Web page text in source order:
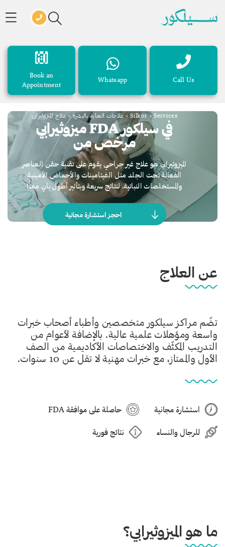
Call Us
Whatsapp
Book an
Appointment
Silkor>Services
> علاجات العناية بالبشرة> علاج الميزوثيرابي
في سيلكور FDA ميزوثيرابي
مرخص من
الميزوثيرابي هو علاج غير جراحي يقوم على تقنية حقن العناصر
الفعالة تحت الجلد مثل الفيتامينات والأحماض الأمينية
والمستخلصات النباتية، لنتائج سريعة وبتأثير أطول بآنٍ معاً!
احجز استشارة مجانية
عن العلاج
تضّم مراكز سيلكور متخصصين وأطباء أصحاب خبرات
واسعة ومؤهلات علمية عالية. بالإضافة لأعوام من
التدريب المكثّف والاختصاصات الأكاديمية من الصف
الأول والممتاز، مع خبرات مهنية لا تقل عن 10 سنوات.
استشارة مجانية
حاصلة على موافقة FDA
للرجال والنساء
نتائج فورية
ما هو الميزوثيرابي؟